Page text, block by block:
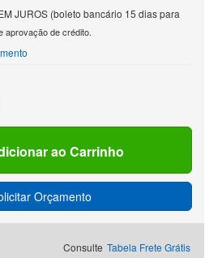
JUROS (boleto bancário 15 dias para
aprovação de crédito.
ao Carrinho
Orçamento
Consulte Tabela Frete Grátis